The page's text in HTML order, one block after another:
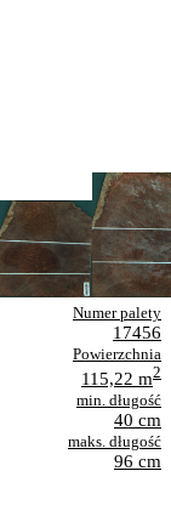
Numer palety
17456
Powierzchnia
115,22 m2
min. długość
40 cm
maks. długość
96 cm